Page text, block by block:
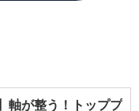
軸が整う！トッププ